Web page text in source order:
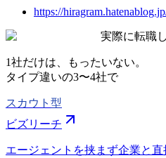
https://
実際に転職
1社だけは、もったいない。
タイプ違いの3〜4社で
スカウト型
ビズリーチ
エージェントを挟まず企業と